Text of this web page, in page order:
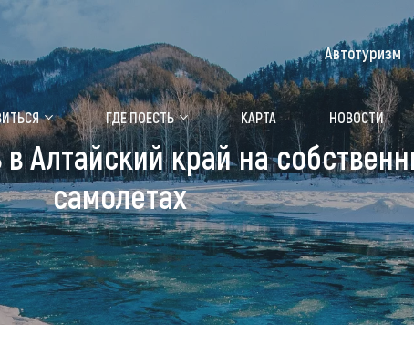
Медицинский форум
Чем заняться
Календарь событий
Аудиогид
Мой маршрут
ГДЕ ПОЕСТЬ КАРТА НОВОСТИ
Автотуризм
Алтайский край на
самолетах